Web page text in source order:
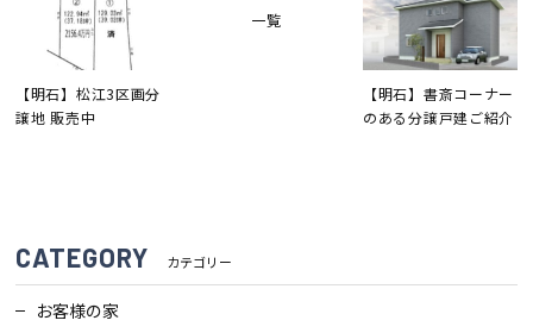
【明石】松江3区画分
譲地 販売中
一覧
【明石】書斎コーナー
のある分譲戸建ご紹介
CATEGORY カテゴリー
お客様の家